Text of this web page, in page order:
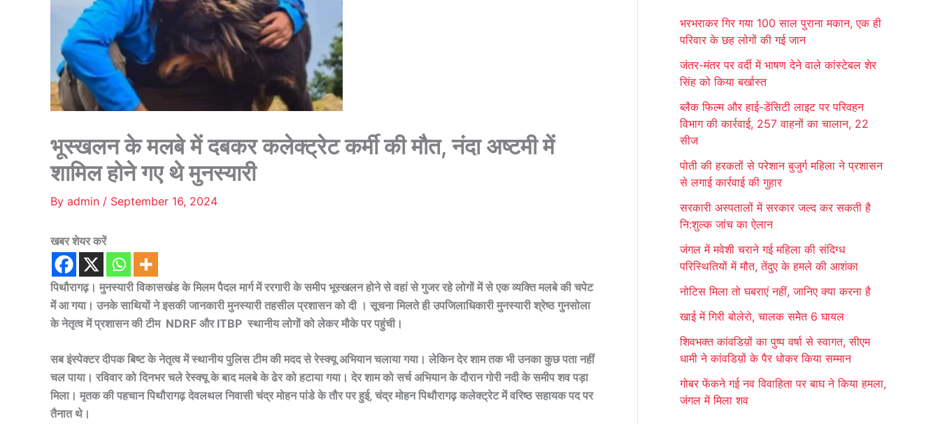
भूस्खलन के मलबे में दबकर कलेक्ट्रेट कर्मी की मौत, नंदा अष्टमी में
शामिल होने गए थे मुनस्यारी
By admin / September 16, 2024
खबर शेयर करें
पिथौरागढ़। मुनस्यारी विकासखंड के मिलम पैदल मार्ग में ररगारी के समीप भूस्खलन होने से वहां से गुजर रहे लोगों में से एक व्यक्ति मलबे की चपेट
में आ गया। उनके साथियों ने इसकी जानकारी मुनस्यारी तहसील प्रशासन को दी । सूचना मिलते ही उपजिलाधिकारी मुनस्यारी श्रेष्ठ गुनसोला
के नेतृत्व में प्रशासन की टीम NDRF और ITBP स्थानीय लोगों को लेकर मौके पर पहुंची।
सब इंस्पेक्टर दीपक बिष्ट के नेतृत्व में स्थानीय पुलिस टीम की मदद से रेस्क्यू अभियान चलाया गया। लेकिन देर शाम तक भी उनका कुछ पता नहीं
चल पाया। रविवार को दिनभर चले रेस्क्यू के बाद मलबे के ढेर को हटाया गया। देर शाम को सर्च अभियान के दौरान गोरी नदी के समीप शव पड़ा
मिला। मृतक की पहचान पिथौरागढ़ देवलथल निवासी चंद्र मोहन पांडे के तौर पर हुई, चंद्र मोहन पिथौरागढ़ कलेक्ट्रेट में वरिष्ठ सहायक पद पर
तैनात थे।
c
f
r
:
भरभराकर गिर गया 100 साल पुराना मकान, एक ही
परिवार के छह लोगों की गई जान
जंतर-मंतर पर वर्दी में भाषण देने वाले कांस्टेबल शेर
सिंह को किया बर्खास्त
ब्लैक फिल्म और हाई-डेंसिटी लाइट पर परिवहन
विभाग की कार्रवाई, 257 वाहनों का चालान, 22
सीज
पोती की हरकतों से परेशान बुजुर्ग महिला ने प्रशासन
से लगाई कार्रवाई की गुहार
सरकारी अस्पतालों में सरकार जल्द कर सकती है
नि:शुल्क जांच का ऐलान
जंगल में मवेशी चराने गई महिला की संदिग्ध
परिस्थितियों में मौत, तेंदुए के हमले की आशंका
नोटिस मिला तो घबराएं नहीं, जानिए क्या करना है
खाई में गिरी बोलेरो, चालक समेेत 6 घायल
शिवभक्त कांवडिय़ों का पुष्प वर्षा से स्वागत, सीएम
धामी ने कांवडिय़ों के पैर धोकर किया सम्मान
गोबर फेंकने गई नव विवाहिता पर बाघ ने किया हमला,
जंगल में मिला शव